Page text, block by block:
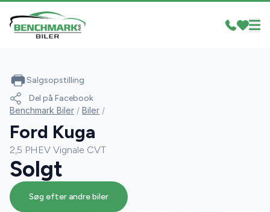
Salgsopstilling
Del på Facebook
Benchmark Biler / Biler /
Ford Kuga
2,5 PHEV Vignale CVT
Solgt
Søg efter andre biler